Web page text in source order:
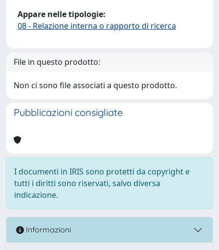
Appare nelle tipologie:
08 - Relazione interna o rapporto di ricerca
File in questo prodotto:
Non ci sono file associati a questo prodotto.
Pubblicazioni consigliate
I documenti in IRIS sono protetti da copyright e
tutti i diritti sono riservati, salvo diversa
indicazione.
Informazioni